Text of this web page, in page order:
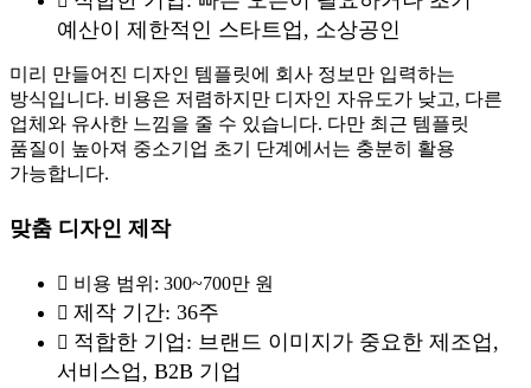
예산이 제한적인 스타트업, 소상공인
미리 만들어진 디자인 템플릿에 회사 정보만 입력하는
방식입니다. 비용은 저렴하지만 디자인 자유도가 낮고, 다른
업체와 유사한 느낌을 줄 수 있습니다. 다만 최근 템플릿
품질이 높아져 중소기업 초기 단계에서는 충분히 활용
가능합니다.
맞춤 디자인 제작
비용 범위: 300~700만 원
제작 기간: 36주
적합한 기업: 브랜드 이미지가 중요한 제조업,
서비스업, B2B 기업